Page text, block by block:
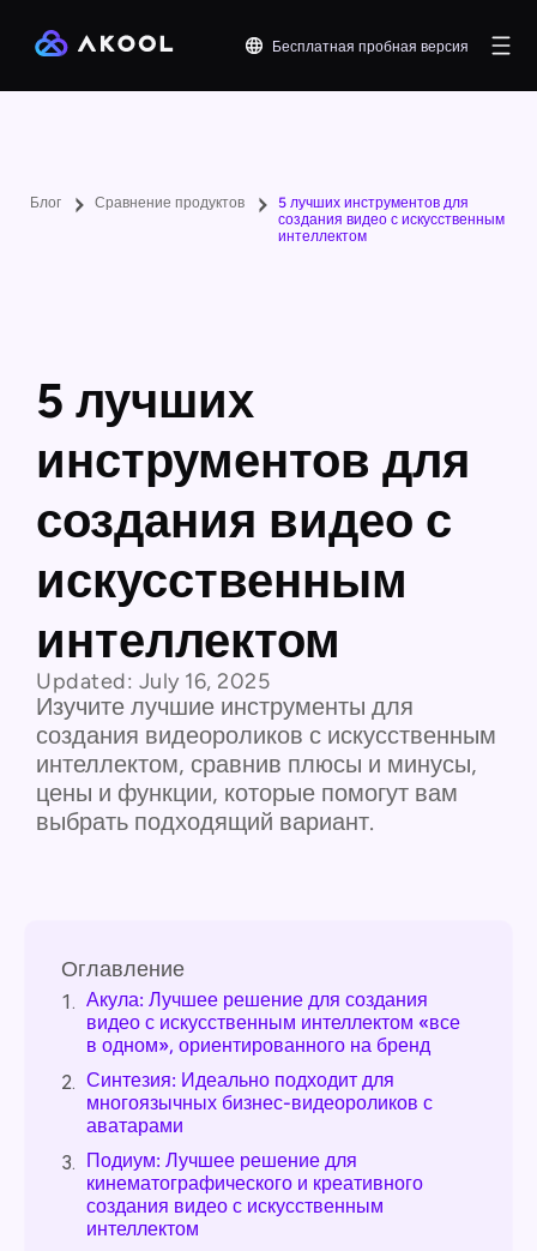
Бесплатная пробная версия
Блог Сравнение продуктов
5 лучших инструментов для
создания видео с искусственным
интеллектом
5 лучших
инструментов для
создания видео с
искусственным
интеллектом
Updated: July 16, 2025
Изучите лучшие инструменты для
создания видеороликов с искусственным
интеллектом, сравнив плюсы и минусы,
цены и функции, которые помогут вам
выбрать подходящий вариант.
Оглавление
1. Акула: Лучшее решение для создания
видео с искусственным интеллектом «все
в одном», ориентированного на бренд
2. Синтезия: Идеально подходит для
многоязычных бизнес-видеороликов с
аватарами
3. Подиум: Лучшее решение для
кинематографического и креативного
создания видео с искусственным
интеллектом